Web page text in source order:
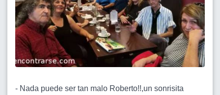
- Nada puede ser tan malo Roberto!!,un sonrisita